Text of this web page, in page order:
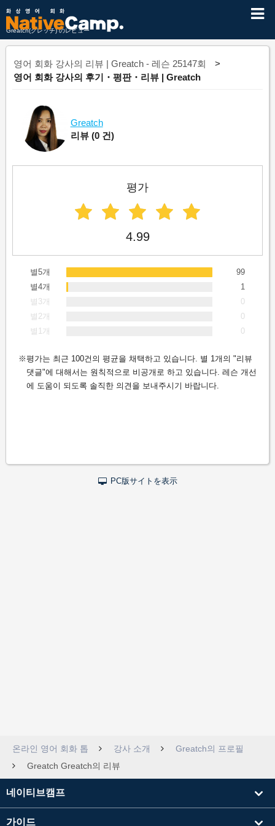
Greatch(グレッチ) のレビュー
영어 회화 강사의 리뷰 | Greatch - 레슨 25147회
영어 회화 강사의 후기・평판・리뷰 | Greatch
Greatch
리뷰 (0 건)
평가
4.99
별5개
99
별4개
1
별3개
0
별2개
0
별1개
0
평가는 최근 100건의 평균을 채택하고 있습니다. 별 1개의 "리뷰
댓글"에 대해서는 원칙적으로 비공개로 하고 있습니다. 레슨 개선
에 도움이 되도록 솔직한 의견을 보내주시기 바랍니다.
PC版サイトを表示
온라인 영어 회화 톱 강사 소개
Greatch의 프로필
Greatch Greatch의 리뷰
네이티브캠프
가이드